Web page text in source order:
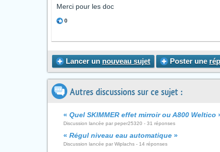
Merci pour les doc
0
Lancer un nouveau sujet Poster une
Autres discussions sur ce sujet :
« Quel SKIMMER effet mirroir ou A800 Weltico
Discussion lancée par peper25320 - 31 réponses
« Régul niveau eau automatique »
Discussion lancée par Wiplachs - 14 réponses